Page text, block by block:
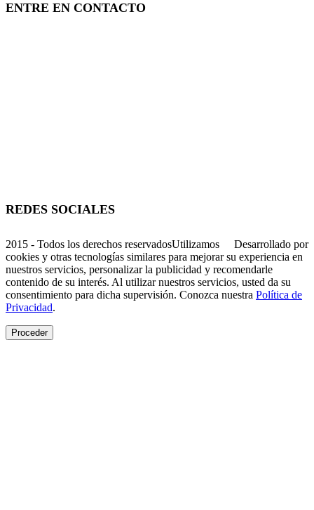
ENTRE EN CONTACTO
REDES SOCIALES
2015 - Todos los derechos reservados Desarrollado por
Utilizamos
cookies y otras tecnologías similares para mejorar su experiencia en
nuestros servicios, personalizar la publicidad y recomendarle
contenido de su interés. Al utilizar nuestros servicios, usted da su
consentimiento para dicha supervisión. Conozca nuestra Política de
Privacidad.
Proceder